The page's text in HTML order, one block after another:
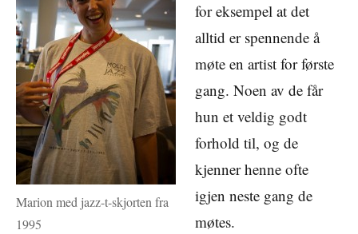
Marion med jazz-t-skjorten fra
1995
for eksempel at det
alltid er spennende å
møte en artist for første
gang. Noen av de får
hun et veldig godt
forhold til, og de
kjenner henne ofte
igjen neste gang de
møtes.